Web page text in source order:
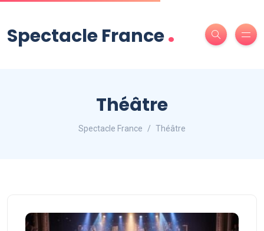
Spectacle France.
Théâtre
Spectacle France Théâtre